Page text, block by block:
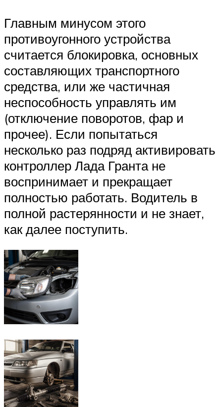
Главным минусом этого
противоугонного устройства
считается блокировка, основных
составляющих транспортного
средства, или же частичная
неспособность управлять им
(отключение поворотов, фар и
прочее). Если попытаться
несколько раз подряд активировать
контроллер Лада Гранта не
воспринимает и прекращает
полностью работать. Водитель в
полной растерянности и не знает,
как далее поступить.